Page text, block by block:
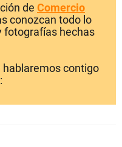
de Comercio
conozcan todo lo
fotografías hechas
hablaremos contigo